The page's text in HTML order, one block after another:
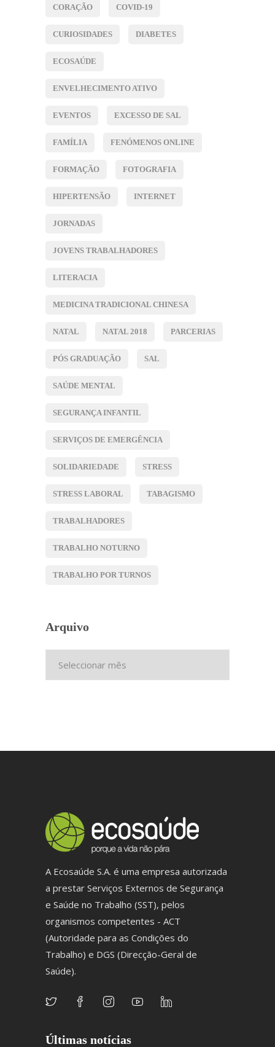
CORAÇÃO COVID-19
CURIOSIDADES DIABETES
ECOSAÚDE
ENVELHECIMENTO ATIVO
EVENTOS EXCESSO DE SAL
FAMÍLIA FENÓMENOS ONLINE
FORMAÇÃO FOTOGRAFIA
HIPERTENSÃO INTERNET
JORNADAS
JOVENS TRABALHADORES
LITERACIA
MEDICINA TRADICIONAL CHINESA
NATAL NATAL 2018 PARCERIAS
PÓS GRADUAÇÃO SAL
SAÚDE MENTAL
SEGURANÇA INFANTIL
SERVIÇOS DE EMERGÊNCIA
SOLIDARIEDADE STRESS
STRESS LABORAL TABAGISMO
TRABALHADORES
TRABALHO NOTURNO
TRABALHO POR TURNOS
Arquivo
A Ecosaúde S.A. é uma empresa autorizada
a prestar Serviços Externos de Segurança
e Saúde no Trabalho (SST), pelos
organismos competentes - ACT
(Autoridade para as Condições do
Trabalho) e DGS (Direcção-Geral de
Saúde).
Últimas notícias